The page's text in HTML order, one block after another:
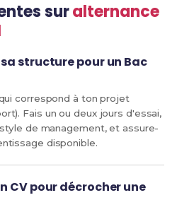
suralternance
structure pour un Bac
correspond à ton projet
Fais un ou deux jours d'essai,
de management, et assure-
disponible.
CV pour décrocher une